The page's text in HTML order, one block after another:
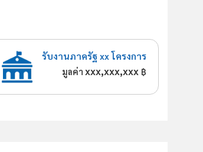
รับงานภาครัฐ xx โครงการ
มูลค่าxxx,xxx,xxx ฿